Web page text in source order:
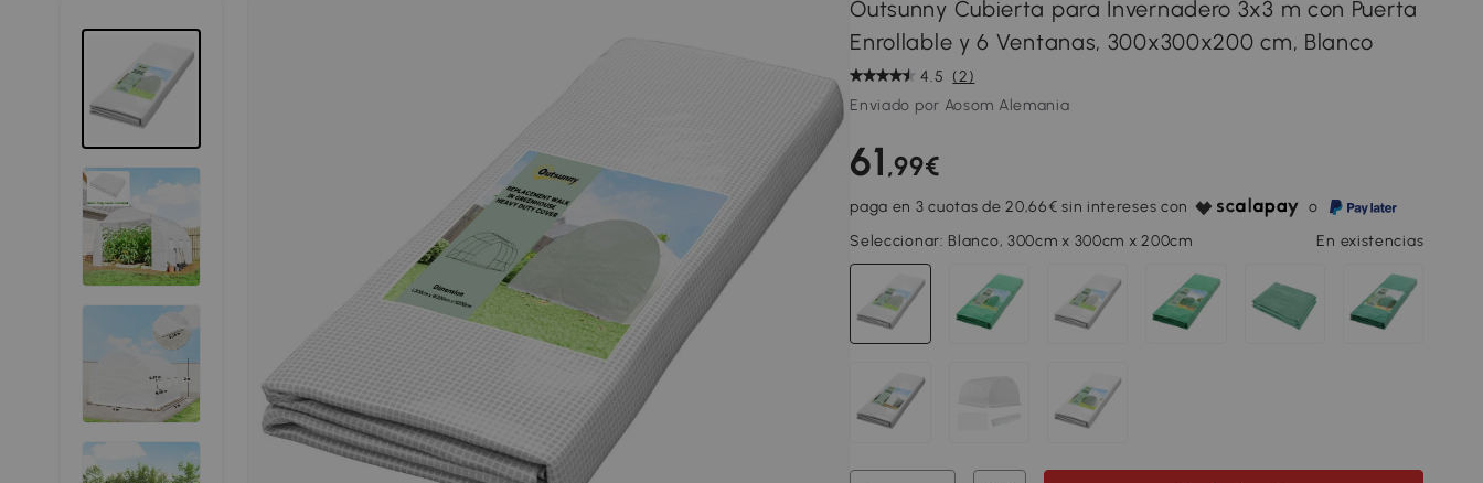
Outsunny Cubierta para Invernadero 3x3 m con Puerta
Enrollable y 6 Ventanas, 300x300x200 cm, Blanco
4.5 (2)
Enviado por Aosom Alemania
61,99€
paga en 3 cuotas de 20,66€ sin intereses con
o
Seleccionar: Blanco, 300cm x 300cm x 200cm En existencias